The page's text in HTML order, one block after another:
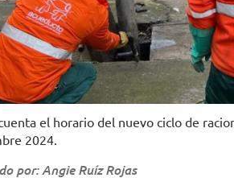
el horario del nuevo ciclo de
2024.
por: Angie Ruíz Rojas